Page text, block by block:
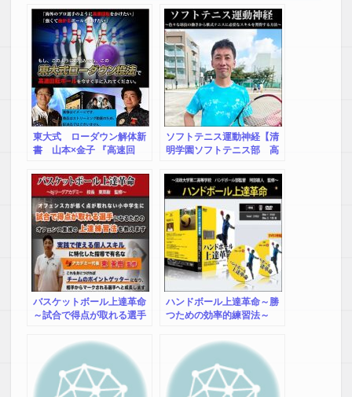
東大式 ローダウン解体新
書 山本×金子 『高速回
ソフトテニス運動神経【清
明学園ソフトテニス部 高
の動きから軟式テニスに必
要なスキルを習得する方法
～
バスケットボール上達革命
～試合で得点が取れる選手
カデミー校長 東英樹 監
修】オンライン版
ハンドボール上達革命～勝
つための効率的練習法～
部 阿部監督 監修】オン
ライン版